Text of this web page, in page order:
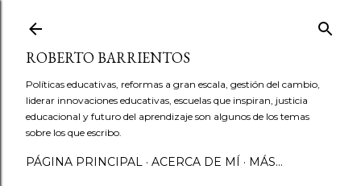
ROBERTO BARRIENTOS
Políticas educativas, reformas a gran escala, gestión del cambio,
liderar innovaciones educativas, escuelas que inspiran, justicia
educacional y futuro del aprendizaje son algunos de los temas
sobre los que escribo.
PÁGINA PRINCIPAL ACERCA DE MÍ MÁS…